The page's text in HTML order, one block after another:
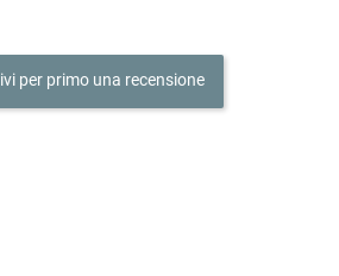
per primo una recensione